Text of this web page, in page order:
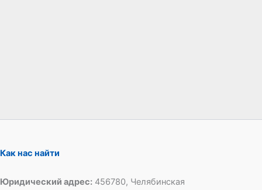
Как нас найти
Юридический адрес: 456780, Челябинская